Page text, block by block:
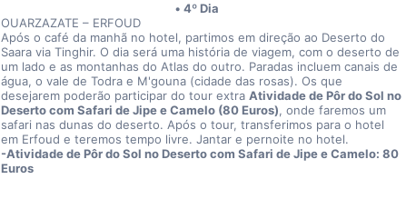
4º Dia
OUARZAZATE – ERFOUD
Após o café da manhã no hotel, partimos em direção ao Deserto do
Saara via Tinghir. O dia será uma história de viagem, com o deserto de
um lado e as montanhas do Atlas do outro. Paradas incluem canais de
água, o vale de Todra e M'gouna (cidade das rosas). Os que
desejarem poderão participar do tour extra Atividade de Pôr do Sol no
Deserto com Safari de Jipe e Camelo (80 Euros), onde faremos um
safari nas dunas do deserto. Após o tour, transferimos para o hotel
em Erfoud e teremos tempo livre. Jantar e pernoite no hotel.
-Atividade de Pôr do Sol no Deserto com Safari de Jipe e Camelo: 80
Euros